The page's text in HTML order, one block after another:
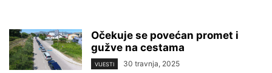
Očekuje se povećan promet i
gužve na cestama
VIJESTI 30 travnja, 2025